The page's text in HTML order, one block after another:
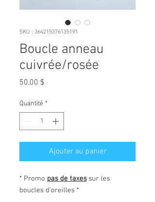
SKU : 364215376135191
Boucle anneau
cuivrée/rosée
50,00 $
Quantité *
Ajouter au panier
* Promo pas de taxes sur les
boucles d'oreilles *